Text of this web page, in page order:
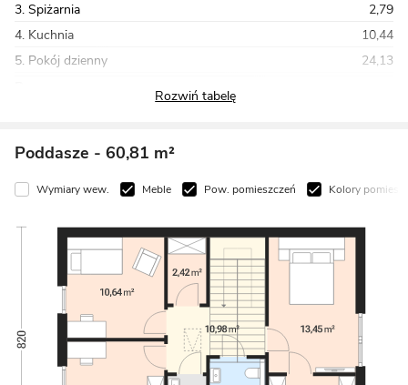
3. Spiżarnia
2,79
4. Kuchnia
10,44
5. Pokój dzienny
24,13
Poddasze - 60,81 m²
Wymiary wew. Meble Pow. pomieszczeń Kolory pomieszczeń